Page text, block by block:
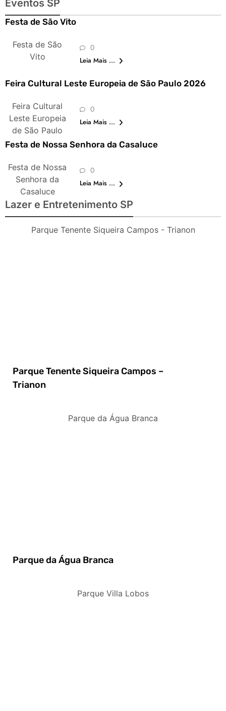
Eventos SP
Festa de São Vito
Festa de São
Vito
0
Leia Mais ...
Feira Cultural Leste Europeia de São Paulo 2026
Feira Cultural
Leste Europeia
de São Paulo
0
Leia Mais ...
Festa de Nossa Senhora da Casaluce
Festa de Nossa
Senhora da
Casaluce
0
Leia Mais ...
Lazer e Entretenimento SP
Parque Tenente Siqueira Campos - Trianon
Parque Tenente Siqueira Campos –
Trianon
Parque da Água Branca
Parque da Água Branca
Parque Villa Lobos